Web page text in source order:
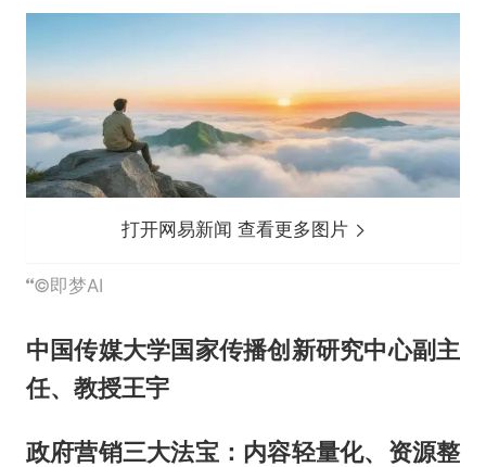
打开网易新闻 查看更多图片
©即梦AI
中国传媒大学国家传播创新研究中心副主
任、教授王宇
政府营销三大法宝：内容轻量化、资源整